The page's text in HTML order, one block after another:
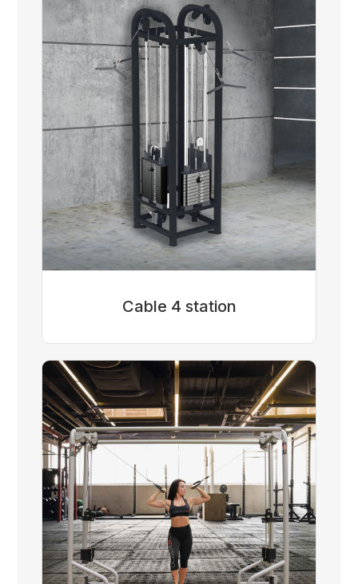
Cable 4 station